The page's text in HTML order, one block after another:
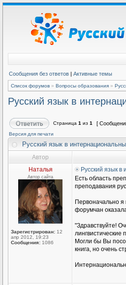
Сообщения без ответов | Активные темы
Список форумов » Вопросы образования »
Русский язык в
Страница 1 из 1 [
Версия для печати
Русский язык в
Автор
Наталья
Автор сайта
Зарегистрирован: 12
апр 2012, 19:23
Сообщения: 1086
Русский язык
Есть область
преподавания
Первоначально
форумчан
"Здравствуйте!
лингвистические
Могли бы Вы
книга, но очень